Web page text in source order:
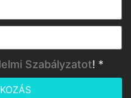
Szabályzatot! *